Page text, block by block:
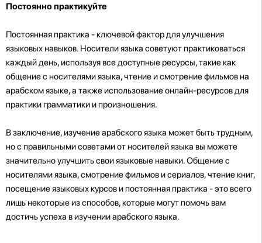
Постоянно практикуйте
Постоянная практика - ключевой фактор для улучшения
языковых навыков. Носители языка советуют практиковаться
каждый день, используя все доступные ресурсы, такие как
общение с носителями языка, чтение и смотрение фильмов на
арабском языке, а также использование онлайн-ресурсов для
практики грамматики и произношения.
В заключение, изучение арабского языка может быть трудным,
но с правильными советами от носителей языка вы можете
значительно улучшить свои языковые навыки. Общение с
носителями языка, смотрение фильмов и сериалов, чтение книг,
посещение языковых курсов и постоянная практика - это всего
лишь некоторые из способов, которые могут помочь вам
достичь успеха в изучении арабского языка.